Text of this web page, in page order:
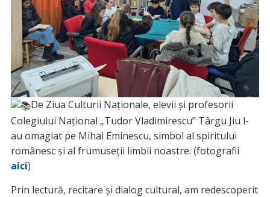
De Ziua Culturii Naționale, elevii și profesorii
Colegiului Național „Tudor Vladimirescu” Târgu Jiu l-
au omagiat pe Mihai Eminescu, simbol al spiritului
românesc și al frumuseții limbii noastre. (fotografii
aici)
Prin lectură, recitare și dialog cultural, am redescoperit